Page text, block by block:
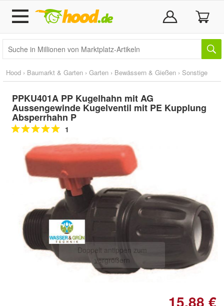
Hood › Baumarkt & Garten › Garten › Bewässern & Gießen › Sonstige
PPKU401A PP Kugelhahn mit AG
Aussengewinde Kugelventil mit PE Kupplung
Absperrhahn P
1
Doppelt antippen zum
vergrößern
15,88 €